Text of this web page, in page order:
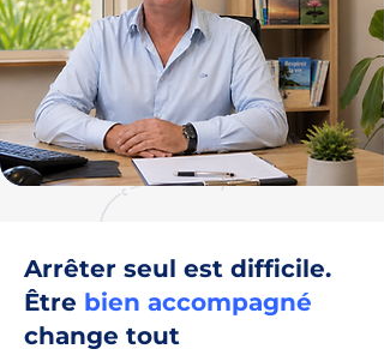
Arrêter seul est difficile.
Être bien accompagné
change tout